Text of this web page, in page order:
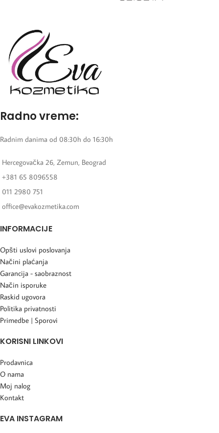
Radno vreme:
Radnim danima od 08:30h do 16:30h
Hercegovačka 26, Zemun, Beograd
+381 65 8096558
011 2980 751
office@evakozmetika.com
INFORMACIJE
Opšti uslovi poslovanja
Načini plaćanja
Garancija - saobraznost
Način isporuke
Raskid ugovora
Politika privatnosti
Primedbe | Sporovi
KORISNI LINKOVI
Prodavnica
O nama
Moj nalog
Kontakt
EVA INSTAGRAM